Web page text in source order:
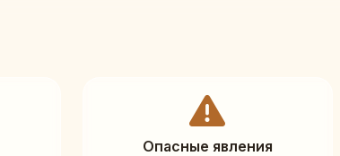
Опасные явления